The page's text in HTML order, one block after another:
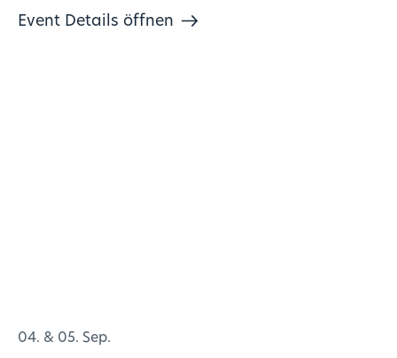
Event Details öffnen
04. & 05. Sep.